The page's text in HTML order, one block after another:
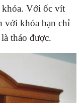
khóa. Với ốc vít
với khóa bạn chỉ
tháo được.